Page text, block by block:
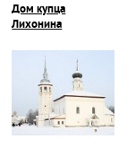
Дом купца
Лихонина